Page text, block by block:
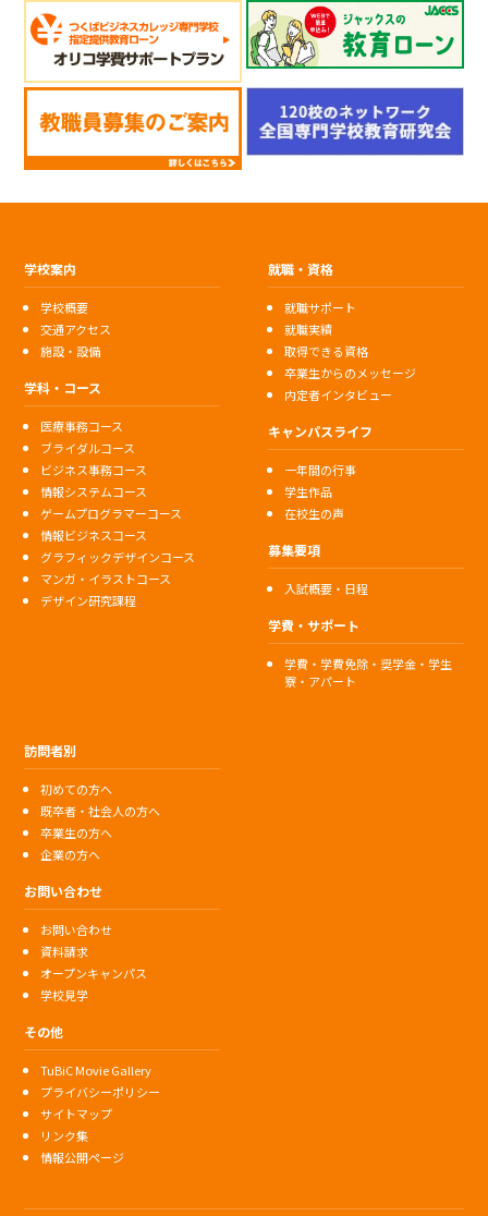
学校案内
学校概要
交通アクセス
施設・設備
学科・コース
医療事務コース
ブライダルコース
ビジネス事務コース
情報システムコース
ゲームプログラマーコース
情報ビジネスコース
グラフィックデザインコース
マンガ・イラストコース
デザイン研究課程
就職・資格
就職サポート
就職実績
取得できる資格
卒業生からのメッセージ
内定者インタビュー
キャンパスライフ
一年間の行事
学生作品
在校生の声
募集要項
入試概要・日程
学費・サポート
学費・学費免除・奨学金・学生
寮・アパート
訪問者別
初めての方へ
既卒者・社会人の方へ
卒業生の方へ
企業の方へ
お問い合わせ
お問い合わせ
資料請求
オープンキャンパス
学校見学
その他
TuBiC Movie Gallery
プライバシーポリシー
サイトマップ
リンク集
情報公開ページ